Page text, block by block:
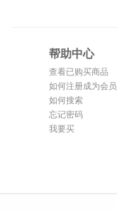
帮助中心
查看已购买商品
如何注册成为会员
如何搜索
忘记密码
我要买